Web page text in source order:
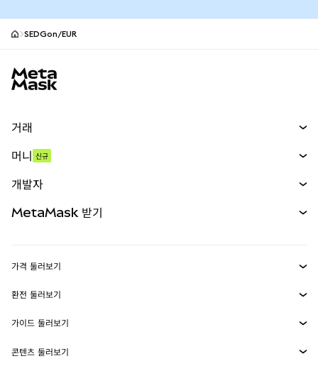
SEDGon/EUR
거래
무기한 선물
실물자산
머니 신규
개발자
MetaMask Connect
Snaps
웹3 서비스
MetaMask 받기
보안
고객 지원
가격 둘러보기
이더리움 가격
솔라나 가격
환전 둘러보기
ETH를 USD로 환전
USDT를 INR로 환전
가이드 둘러보기
ETH 매수
콘텐츠 둘러보기